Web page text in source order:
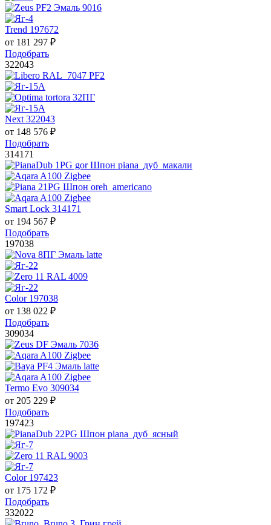
Trend 197672
от 181 297 ₽
Подобрать
322043
Next 322043
от 148 576 ₽
Подобрать
314171
Smart Lock 314171
от 194 567 ₽
Подобрать
197038
Color 197038
от 138 022 ₽
Подобрать
309034
Termo Evo 309034
от 205 229 ₽
Подобрать
197423
Color 197423
от 175 172 ₽
Подобрать
332022